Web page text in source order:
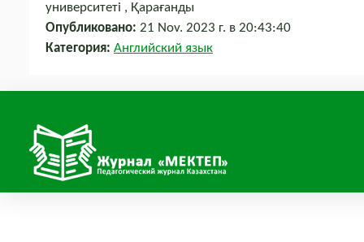
университеті , Қарағанды
Опубликовано: 21 Nov. 2023 г. в 20:43:40
Категория: Английский язык